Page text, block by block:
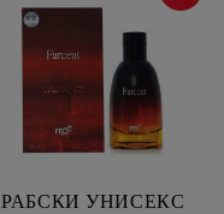
УНИСЕКС